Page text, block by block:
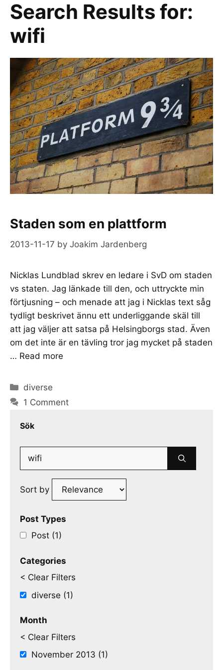
Search Results for:
wifi
Staden som en plattform
2013-11-17 by Joakim Jardenberg
Nicklas Lundblad skrev en ledare i SvD om staden
vs staten. Jag länkade till den, och uttryckte min
förtjusning – och menade att jag i Nicklas text såg
tydligt beskrivet ännu ett underliggande skäl till
att jag väljer att satsa på Helsingborgs stad. Även
om det inte är en tävling tror jag mycket på staden
… Read more
Categories
diverse
1 Comment
Sök
Search
Sort by
Post Types
Post (1)
Categories
< Clear Filters
diverse (1)
Month
< Clear Filters
November 2013 (1)